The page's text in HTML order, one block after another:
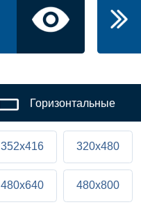
Горизонтальные
352x416 320x480
480x640 480x800